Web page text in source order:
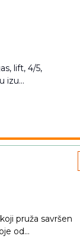
lift, 4/5,
izu...
pruža savršen
od...